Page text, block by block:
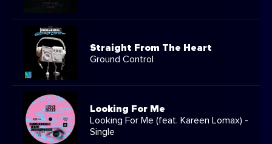
Straight From The Heart
Ground Control
Looking For Me
Looking For Me (feat. Kareen Lomax) -
Single